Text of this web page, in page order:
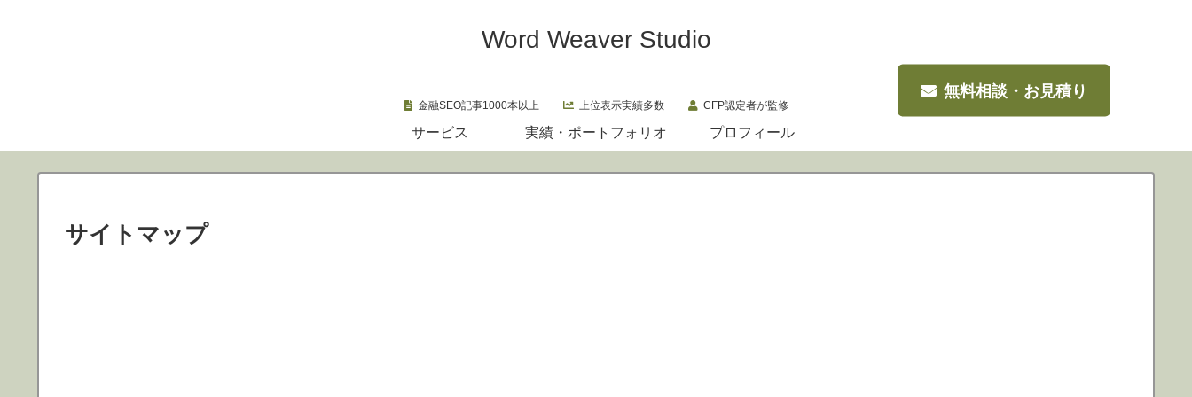
Word Weaver Studio
金融SEO記事1000本以上 上位表示実績多数 CFP認定者が監修
サービス 実績・ポートフォリオ プロフィール
無料相談・お見積り
サイトマップ